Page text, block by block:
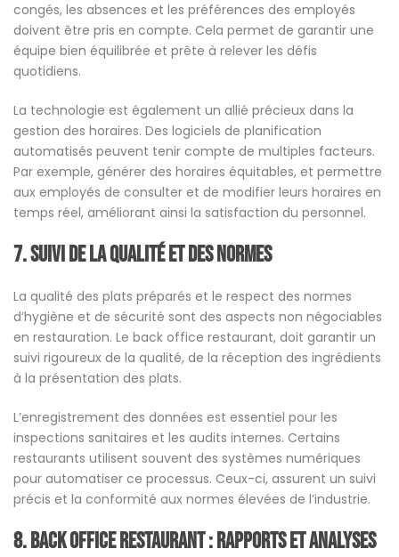
congés, les absences et les préférences des employés
doivent être pris en compte. Cela permet de garantir une
équipe bien équilibrée et prête à relever les défis
quotidiens.
La technologie est également un allié précieux dans la
gestion des horaires. Des logiciels de planification
automatisés peuvent tenir compte de multiples facteurs.
Par exemple, générer des horaires équitables, et permettre
aux employés de consulter et de modifier leurs horaires en
temps réel, améliorant ainsi la satisfaction du personnel.
7. Suivi de la Qualité et des Normes
La qualité des plats préparés et le respect des normes
d’hygiène et de sécurité sont des aspects non négociables
en restauration. Le back office restaurant, doit garantir un
suivi rigoureux de la qualité, de la réception des ingrédients
à la présentation des plats.
L’enregistrement des données est essentiel pour les
inspections sanitaires et les audits internes. Certains
restaurants utilisent souvent des systèmes numériques
pour automatiser ce processus. Ceux-ci, assurent un suivi
précis et la conformité aux normes élevées de l’industrie.
8. Back office restaurant : Rapports et Analyses